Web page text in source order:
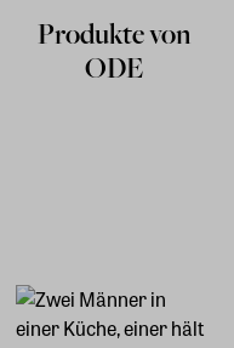
Produkte von
ODE